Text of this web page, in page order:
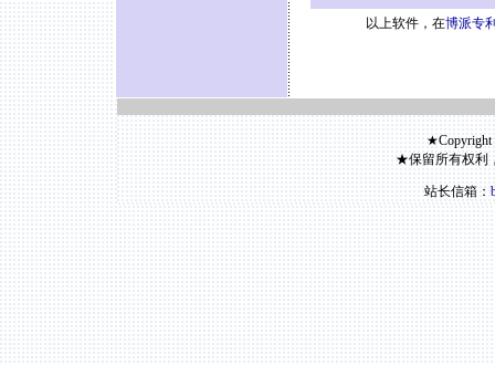
以上软件，在博派专
★Copyright
★保留所有权利
站长信箱：